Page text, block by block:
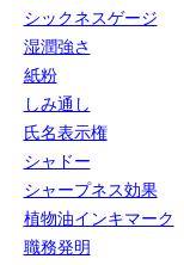
シックネスゲージ
湿潤強さ
紙粉
しみ通し
氏名表示権
シャドー
シャープネス効果
植物油インキマーク
職務発明